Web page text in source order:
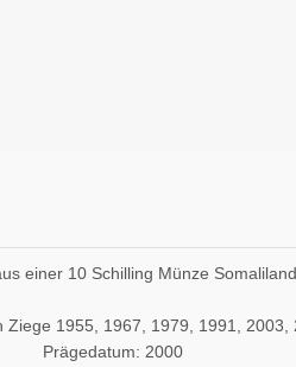
einer 10 Schilling Münze
Ziege 1955, 1967, 1979, 1991, 2003,
Prägedatum: 2000